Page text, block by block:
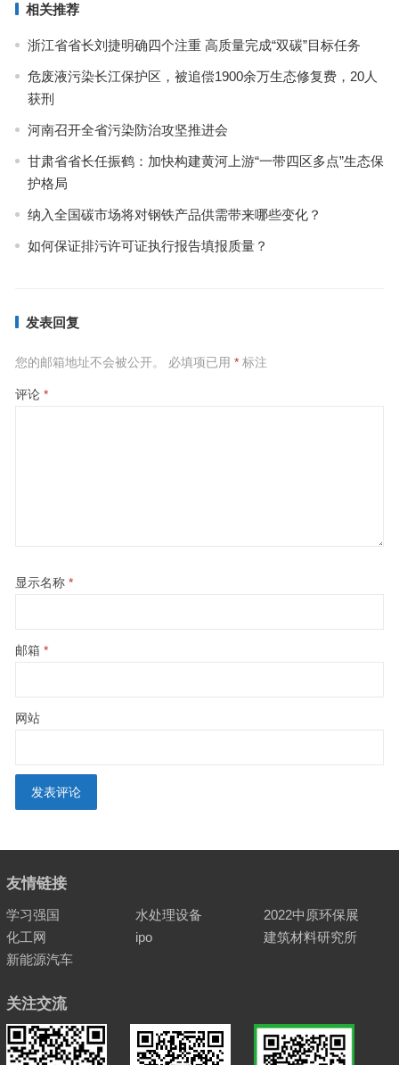
相关推荐
浙江省省长刘捷明确四个注重 高质量完成“双碳”目标任务
危废液污染长江保护区，被追偿1900余万生态修复费，20人
获刑
河南召开全省污染防治攻坚推进会
甘肃省省长任振鹤：加快构建黄河上游“一带四区多点”生态保
护格局
纳入全国碳市场将对钢铁产品供需带来哪些变化？
如何保证排污许可证执行报告填报质量？
发表回复
您的邮箱地址不会被公开。 必填项已用 *标注
评论 *
显示名称 *
邮箱 *
网站
友情链接
学习强国 水处理设备
2022中原环保展
化工网
ipo
建筑材料研究所
新能源汽车
关注交流